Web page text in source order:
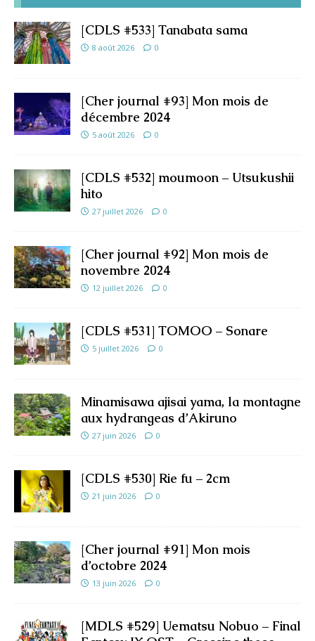
[CDLS #533] Tanabata sama
8 août 2026 0
[Cher journal #93] Mon mois de
décembre 2024
5 août 2026 0
[CDLS #532] moumoon – Utsukushii
hito
27 juillet 2026 0
[Cher journal #92] Mon mois de
novembre 2024
12 juillet 2026 0
[CDLS #531] TOMOO – Sonare
5 juillet 2026 0
Minamisawa ajisai yama, la montagne
aux hydrangeas d’Akiruno
27 juin 2026 0
[CDLS #530] Rie fu – 2cm
21 juin 2026 0
[Cher journal #91] Mon mois
d’octobre 2024
13 juin 2026 0
[MDLS #529] Uematsu Nobuo – Final